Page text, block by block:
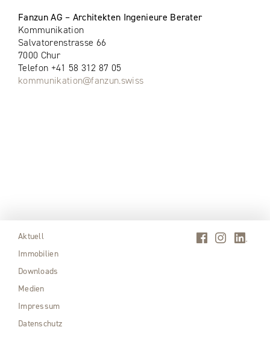
Fanzun AG – Architekten Ingenieure Berater
Kommunikation
Salvatorenstrasse 66
7000 Chur
Telefon +41 58 312 87 05
kommunikation@fanzun.swiss
Aktuell
Immobilien
Downloads
Medien
Impressum
Datenschutz